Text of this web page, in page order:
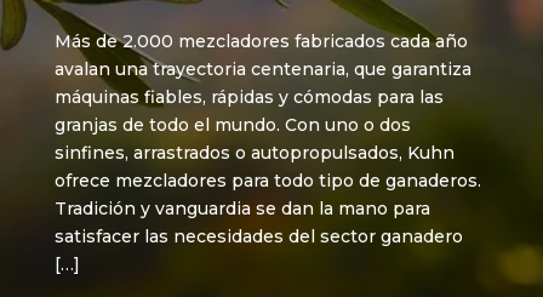
Más de 2.000 mezcladores fabricados cada año
avalan una trayectoria centenaria, que garantiza
máquinas fiables, rápidas y cómodas para las
granjas de todo el mundo. Con uno o dos
sinfines, arrastrados o autopropulsados, Kuhn
ofrece mezcladores para todo tipo de ganaderos.
Tradición y vanguardia se dan la mano para
satisfacer las necesidades del sector ganadero
[…]